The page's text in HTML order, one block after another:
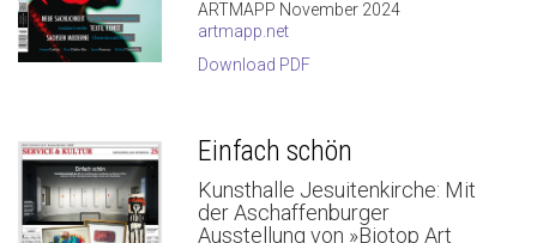
ARTMAPP November 2024
artmapp.net
Download PDF
Einfach schön
Kunsthalle Jesuitenkirche: Mit
der Aschaffenburger
Ausstellung von »Biotop Art